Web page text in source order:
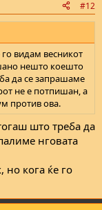
#12
видам весникот
нешто коешто
да се запрашаме
не е потпишан, а
против ова.
што треба да
нговата
но кога ќе го